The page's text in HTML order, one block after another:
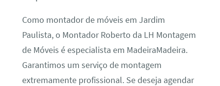
Como montador de móveis em Jardim
Paulista, o Montador Roberto da LH Montagem
de Móveis é especialista em MadeiraMadeira.
Garantimos um serviço de montagem
extremamente profissional. Se deseja agendar